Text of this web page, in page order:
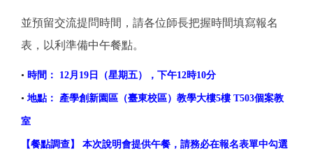
並預留交流提問時間，請各位師長把握時間填寫報名
表，以利準備中午餐點。
• 時間： 12月19日（星期五），下午12時10分
• 地點： 產學創新園區（臺東校區）教學大樓5樓 T503個案教
室
【餐點調查】 本次說明會提供午餐，請務必在報名表單中勾選